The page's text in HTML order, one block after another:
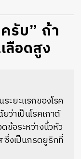
รับ” ถ้า
ลือดสูง
ะยะแรกของโรค
ว่าเป็นโรคเกาต์
ข้อระหว่างนิ้วหัว
ซึ่งเป็นกรดยูริกที่